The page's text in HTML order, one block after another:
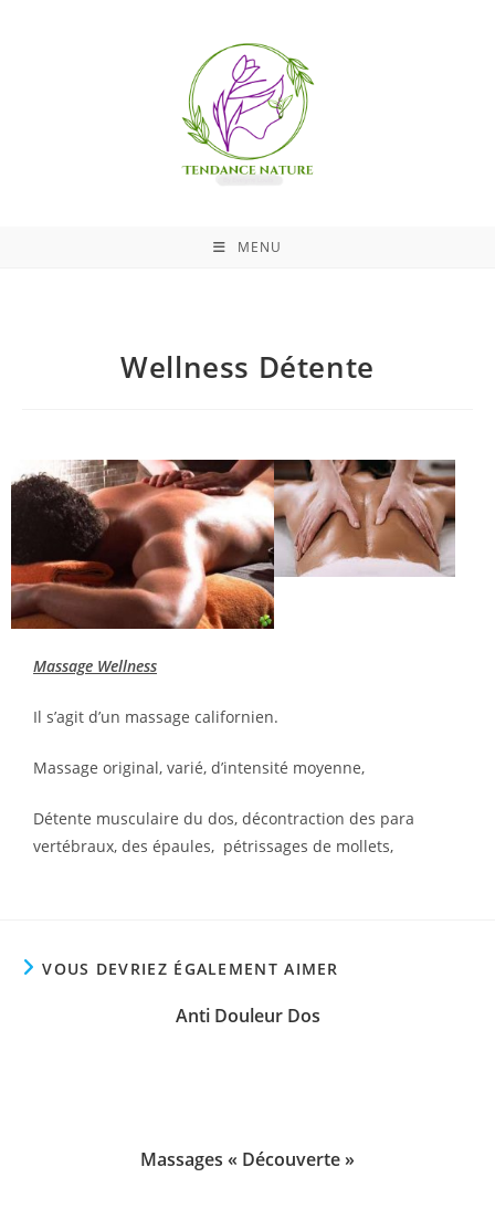
MENU
Wellness Détente
Massage Wellness
Il s’agit d’un massage californien.
Massage original, varié, d’intensité moyenne,
Détente musculaire du dos, décontraction des para
vertébraux, des épaules, pétrissages de mollets,
VOUS DEVRIEZ ÉGALEMENT AIMER
Anti Douleur Dos
Massages « Découverte »